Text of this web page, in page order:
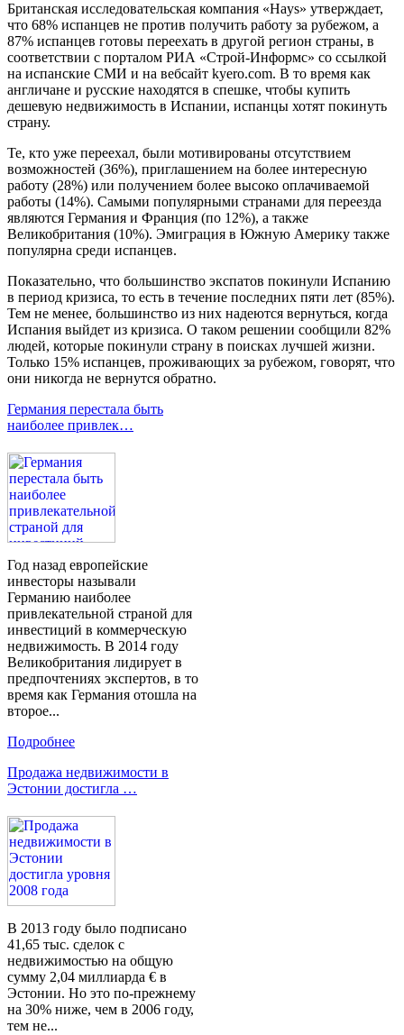
Британская исследовательская компания «Hays» утверждает,
что 68% испанцев не против получить работу за рубежом, а
87% испанцев готовы переехать в другой регион страны, в
соответствии с порталом РИА «Строй-Информс» со ссылкой
на испанские СМИ и на вебсайт kyero.com. В то время как
англичане и русские находятся в спешке, чтобы купить
дешевую недвижимость в Испании, испанцы хотят покинуть
страну.
Те, кто уже переехал, были мотивированы отсутствием
возможностей (36%), приглашением на более интересную
работу (28%) или получением более высоко оплачиваемой
работы (14%). Самыми популярными странами для переезда
являются Германия и Франция (по 12%), а также
Великобритания (10%). Эмиграция в Южную Америку также
популярна среди испанцев.
Показательно, что большинство экспатов покинули Испанию
в период кризиса, то есть в течение последних пяти лет (85%).
Тем не менее, большинство из них надеются вернуться, когда
Испания выйдет из кризиса. О таком решении сообщили 82%
людей, которые покинули страну в поисках лучшей жизни.
Только 15% испанцев, проживающих за рубежом, говорят, что
они никогда не вернутся обратно.
Германия перестала быть
наиболее привлек…
Год назад европейские
инвесторы называли
Германию наиболее
привлекательной страной для
инвестиций в коммерческую
недвижимость. В 2014 году
Великобритания лидирует в
предпочтениях экспертов, в то
время как Германия отошла на
второе...
Подробнее
Продажа недвижимости в
Эстонии достигла …
В 2013 году было подписано
41,65 тыс. сделок с
недвижимостью на общую
сумму 2,04 миллиарда € в
Эстонии. Но это по-прежнему
на 30% ниже, чем в 2006 году,
тем не...